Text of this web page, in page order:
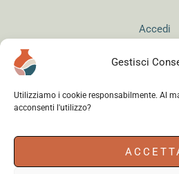
Gestisci
Utilizziamo i cookie responsabilmente. Al
acconsenti l'utilizzo?
Accedi